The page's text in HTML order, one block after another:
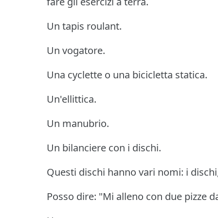
Un tapis roulant.
Un vogatore.
Una cyclette o una bicicletta statica.
Un'ellittica.
Un manubrio.
Un bilanciere con i dischi.
Questi dischi hanno vari nomi: i
Posso dire: "Mi alleno con due pizze